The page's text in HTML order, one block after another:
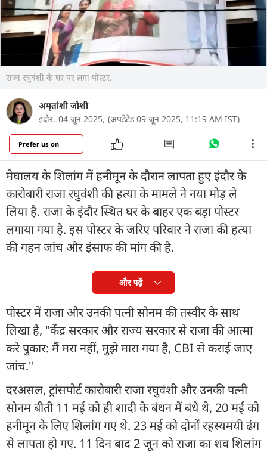
राजा रघुवंशी के घर पर लगा पोस्टर.
अमृतांशी जोशी
इंदौर, 04 जून 2025, (अपडेटेड 09 जून 2025, 11:19 AM IST)
Prefer us on
मेघालय के शिलांग में हनीमून के दौरान लापता हुए इंदौर के
कारोबारी राजा रघुवंशी की हत्या के मामले ने नया मोड़ ले
लिया है. राजा के इंदौर स्थित घर के बाहर एक बड़ा पोस्टर
लगाया गया है. इस पोस्टर के जरिए परिवार ने राजा की हत्या
की गहन जांच और इंसाफ की मांग की है.
और पढ़ें
पोस्टर में राजा और उनकी पत्नी सोनम की तस्वीर के साथ
लिखा है, "केंद्र सरकार और राज्य सरकार से राजा की आत्मा
करे पुकार: मैं मरा नहीं, मुझे मारा गया है, CBI से कराई जाए
जांच."
दरअसल, ट्रांसपोर्ट कारोबारी राजा रघुवंशी और उनकी पत्नी
सोनम बीती 11 मई को ही शादी के बंधन में बंधे थे, 20 मई को
हनीमून के लिए शिलांग गए थे. 23 मई को दोनों रहस्यमयी ढंग
से लापता हो गए. 11 दिन बाद 2 जून को राजा का शव शिलांग